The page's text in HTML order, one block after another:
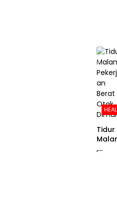
Mening
kat
Tidur
,